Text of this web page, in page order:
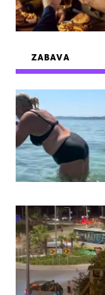
ZABAVA